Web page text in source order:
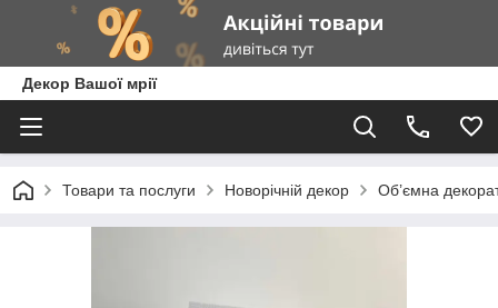
Декор Вашої мрії
Товари та послуги Новорічній декор Об’ємна